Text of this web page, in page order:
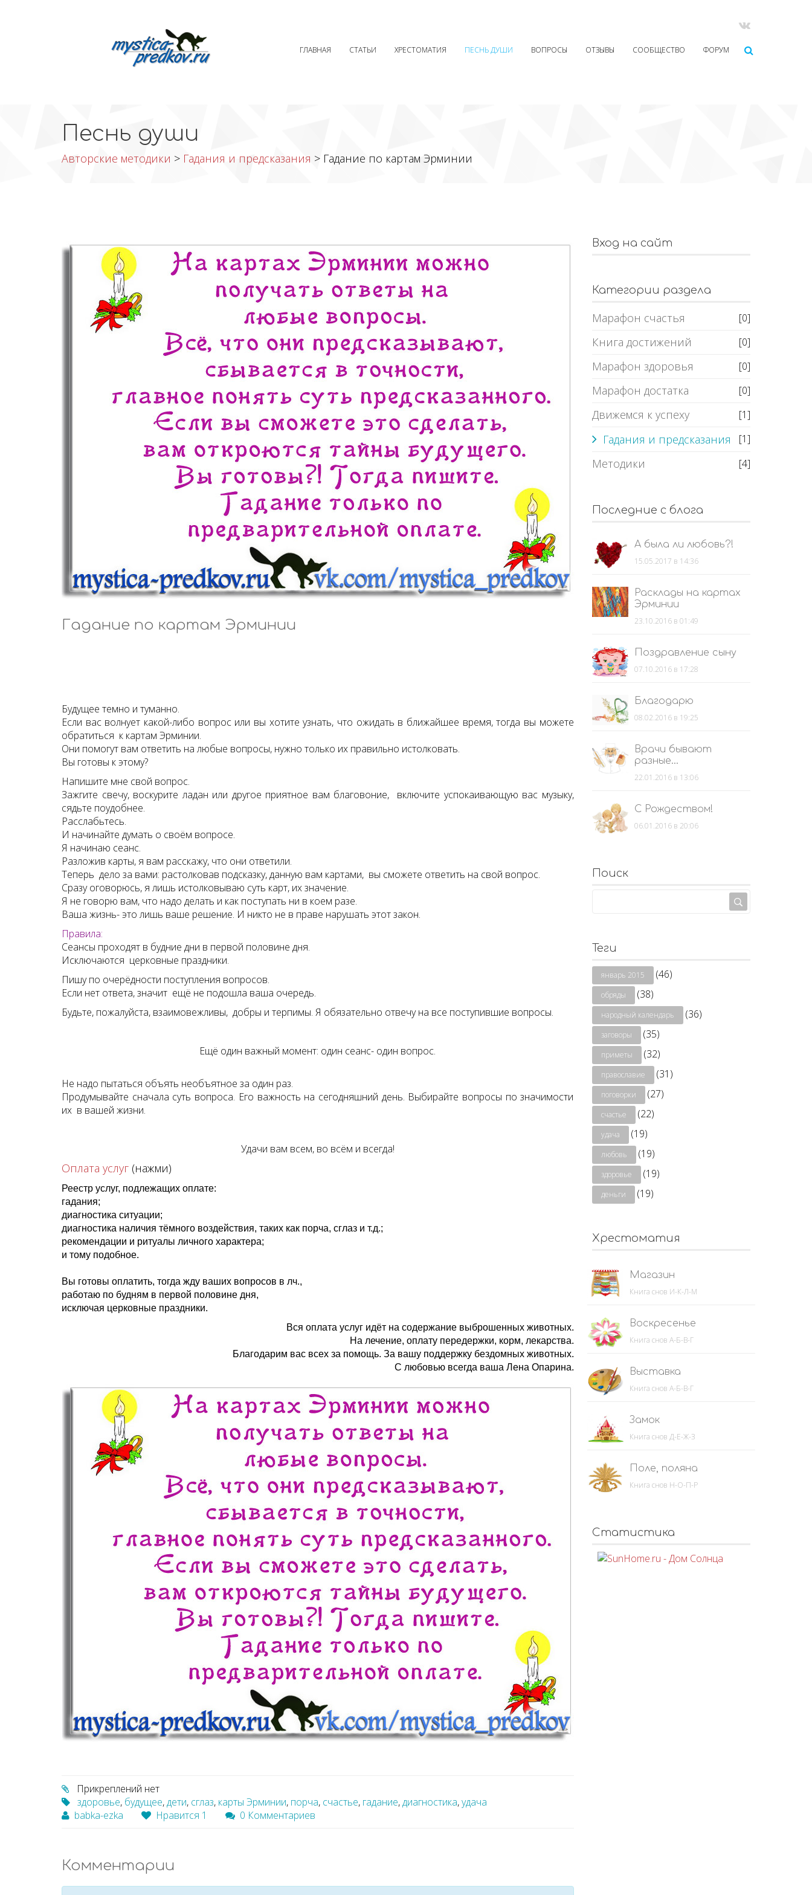
ГЛАВНАЯ СТАТЬИ ХРЕСТОМАТИЯ ПЕСНЬ ДУШИ ВОПРОСЫ ОТЗЫВЫ СООБЩЕСТВО ФОРУМ
Песнь души
Авторские методики > Гадания и предсказания > Гадание по картам Эрминии
Гадание по картам Эрминии
Будущее темно и туманно.
Если вас волнует какой-либо вопрос или вы хотите узнать, что ожидать в ближайшее время, тогда вы можете
обратиться к картам Эрминии.
Они помогут вам ответить на любые вопросы, нужно только их правильно истолковать.
Вы готовы к этому?
Напишите мне свой вопрос.
Зажгите свечу, воскурите ладан или другое приятное вам благовоние, включите успокаивающую вас музыку,
сядьте поудобнее.
Расслабьтесь.
И начинайте думать о своём вопросе.
Я начинаю сеанс.
Разложив карты, я вам расскажу, что они ответили.
Теперь дело за вами: растолковав подсказку, данную вам картами, вы сможете ответить на свой вопрос.
Сразу оговорюсь, я лишь истолковываю суть карт, их значение.
Я не говорю вам, что надо делать и как поступать ни в коем разе.
Ваша жизнь- это лишь ваше решение. И никто не в праве нарушать этот закон.
Правила:
Сеансы проходят в будние дни в первой половине дня.
Исключаются церковные праздники.
Пишу по очерёдности поступления вопросов.
Если нет ответа, значит ещё не подошла ваша очередь.
Будьте, пожалуйста, взаимовежливы, добры и терпимы. Я обязательно отвечу на все поступившие вопросы.
Ещё один важный момент: один сеанс- один вопрос.
Не надо пытаться объять необъятное за один раз.
Продумывайте сначала суть вопроса. Его важность на сегодняшний день. Выбирайте вопросы по значимости
их в вашей жизни.
Удачи вам всем, во всём и всегда!
Оплата услуг (нажми)
Реестр услуг, подлежащих оплате:
гадания;
диагностика ситуации;
диагностика наличия тёмного воздействия, таких как порча, сглаз и т.д.;
рекомендации и ритуалы личного характера;
и тому подобное.
Вы готовы оплатить, тогда жду ваших вопросов в лч.,
работаю по будням в первой половине дня,
исключая церковные праздники.
Вся оплата услуг идёт на содержание выброшенных животных.
На лечение, оплату передержки, корм, лекарства.
Благодарим вас всех за помощь. За вашу поддержку бездомных животных.
С любовью всегда ваша Лена Опарина.
Прикреплений нет
здоровье, будущее,дети, сглаз, карты Эрминии, порча, счастье, гадание,диагностика,удача
babka-ezka
Нравится 1 0 Комментариев
Комментарии
Вход на сайт
Категории раздела
Марафон счастья [0]
Книга достижений [0]
Марафон здоровья [0]
Марафон достатка [0]
Движемся к успеху [1]
Гадания и предсказания [1]
Методики [4]
Последние с блога
А была ли любовь?!
15.05.2017 в 14:36
Расклады на картах
Эрминии
23.10.2016 в 01:49
Поздравление сыну
07.10.2016 в 17:28
Благодарю
08.02.2016 в 19:25
Врачи бывают
разные...
22.01.2016 в 13:06
С Рождеством!
06.01.2016 в 20:06
Поиск
Теги
январь 2015 (46)
обряды (38)
народный календарь (36)
заговоры (35)
приметы (32)
православие (31)
поговорки (27)
счастье (22)
удача (19)
любовь (19)
здоровье (19)
деньги (19)
Хрестоматия
Магазин
Книга снов И-К-Л-М
Воскресенье
Книга снов А-Б-В-Г
Выставка
Книга снов А-Б-В-Г
Замок
Книга снов Д-Е-Ж-З
Поле, поляна
Книга снов Н-О-П-Р
Статистика